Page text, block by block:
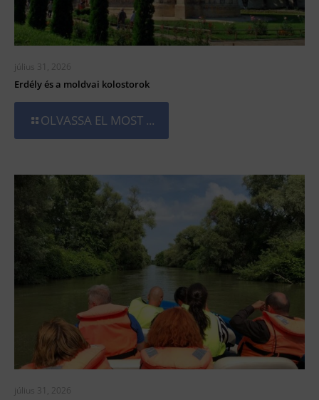
július 31, 2026
Erdély és a moldvai kolostorok
OLVASSA EL MOST ...
július 31, 2026